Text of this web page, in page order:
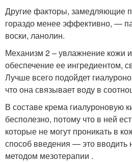
Другие факторы, замедляющие
гораздо менее эффективно, —
воски, ланолин.
Механизм 2 – увлажнение кожи
обеспечение ее ингредиентом,
Лучше всего подойдет
что она связывает воду в
В составе крема гиалуроновую
бесполезно, потому что в ней
которые не могут проникать в
способ введения — это вводить
методом мезотерапии .